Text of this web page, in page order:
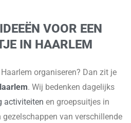
VOOR EEN
IN HAARLEM
organiseren? Dan zit je
. Wij bedenken dagelijks
activiteiten en groepsuitjes in
gezelschappen van verschillende